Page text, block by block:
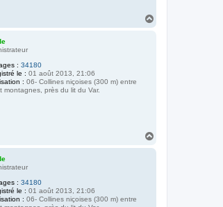
: 34180
le : 01 août 2013, 21:06
: 06- Collines niçoises (300 m) entre
montagnes, près du lit du Var.
: 34180
le : 01 août 2013, 21:06
: 06- Collines niçoises (300 m) entre